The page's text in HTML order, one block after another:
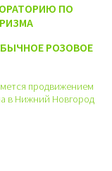
ПО
РОЗОВОЕ
продвижением
в Нижний Новгород